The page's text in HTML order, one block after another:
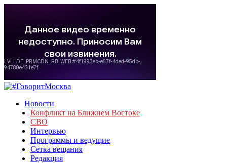
Новости
Конфликт на Ближнем Востоке
СВО
Интервью
Программы и ведущие
Сетка вещания
Редакция